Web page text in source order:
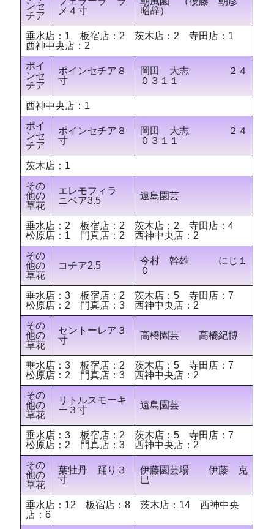
ンセ
チア
メ４寸
昭辞）
垂水店：1 板宿店：2 茨木店：2 寺田店：1
西神中央店：2
ポイ
ンセ
チア
ポインセチア８
寸
岡田 大志 ２４
０３１１
西神中央店：1
ポイ
ンセ
チア
ポインセチア８
寸
岡田 大志 ２４
０３１１
茨木店：1
その
他の
草花
エレモフィラ
ニベア3.5
遠島園芸
垂水店：2 板宿店：2 茨木店：2 寺田店：4
松原店：1 門真店：2 西神中央店：2
その
他の
草花
コチア2.5
今村 幹雄 にじ１
０
垂水店：3 板宿店：2 茨木店：5 寺田店：7
松原店：2 門真店：3 西神中央店：2
その
他の
草花
セントーレア３
寸
高橋園芸 高橋紀博
垂水店：3 板宿店：2 茨木店：5 寺田店：7
松原店：2 門真店：3 西神中央店：2
その
他の
草花
リトルスモーキ
ー３寸
遠島園芸
垂水店：3 板宿店：2 茨木店：5 寺田店：7
松原店：2 門真店：3 西神中央店：2
その
他の
草花
葉牡丹 踊り３
寸
伊藤園芸場 伊藤 克
巳
垂水店：12 板宿店：8 茨木店：14 西神中央
店：6